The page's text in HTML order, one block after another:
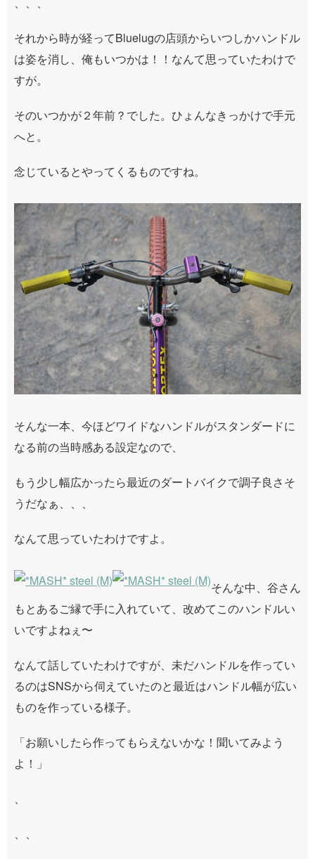
それから時が経ってBluelugの店頭からいつしかハンドル
は姿を消し、俺もいつかは！！なんて思っていたわけで
すが。
そのいつかが２年前？でした。ひょんなきっかけで手元
へと。
念じているとやってくるものですね。
そんな一本、今ほどワイドなハンドルがスタンダードに
なる前の当時感ある設定なので、
もう少し幅広かったら最近のダートバイクで調子良さそ
うだなぁ、、、
なんて思っていたわけですよ。
そんな中、谷さん
もとあるご縁で手に入れていて、改めてこのハンドルい
いですよねぇ〜
なんて話していたわけですが、未だハンドルを作ってい
るのはSNSから伺えていたのと最近はハンドル幅が広い
ものを作っている様子。
「お願いしたら作ってもらえないかな！聞いてみよう
よ！」
、
、、